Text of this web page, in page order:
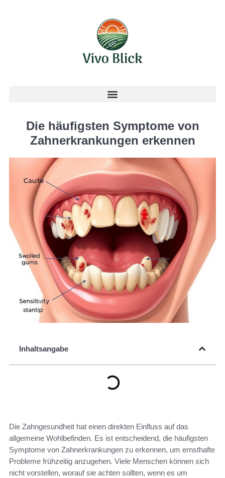
Die häufigsten Symptome von
Zahnerkrankungen erkennen
Inhaltsangabe
Die Zahngesundheit hat einen direkten Einfluss auf das
allgemeine Wohlbefinden. Es ist entscheidend, die häufigsten
Symptome von Zahnerkrankungen zu erkennen, um ernsthafte
Probleme frühzeitig anzugehen. Viele Menschen können sich
nicht vorstellen, worauf sie achten sollten, wenn es um